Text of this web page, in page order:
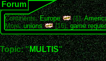
Forum
Continents:Europe (1),
More:unions (16),game
Topic: "MULTIS"